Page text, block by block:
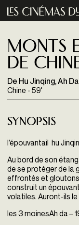
Aller au contenu principal
Monts
de
De Hu Jinqing, Ah
Chine - 59'
Synopsis
l’épouvantail hu
Au bord de son
de se protéger de la
effrontés et
construit un
volatiles. Auront-ils
les 3 moinesAh da –